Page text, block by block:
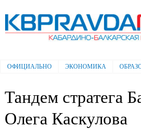
Электронная газета "Кабардино-
Балкарская правда"
Главное меню
ОФИЦИАЛЬНО ЭКОНОМИКА
Тандем стратега
Олега Каскулова